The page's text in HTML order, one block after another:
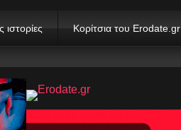
ιστορίες Κορίτσια του Erodate.gr